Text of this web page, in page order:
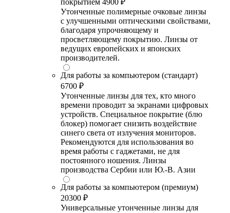
покрытием 4900 ₽
Утонченные полимерные очковые линзы
с улучшенными оптическими свойствами,
благодаря упрочняющему и
просветляющему покрытию. Линзы от
ведущих европейских и японских
производителей.
Для работы за компьютером (стандарт)
6700 ₽
Утонченные линзы для тех, кто много
времени проводит за экранами цифровых
устройств. Специальное покрытие (блю
блокер) помогает снизить воздействие
синего света от излучения мониторов.
Рекомендуются для использования во
время работы с гаджетами, не для
постоянного ношения. Линзы
производства Сербии или Ю.-В. Азии
Для работы за компьютером (премиум)
20300 ₽
Универсальные утонченные линзы для